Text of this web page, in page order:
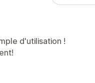
d'utilisation !